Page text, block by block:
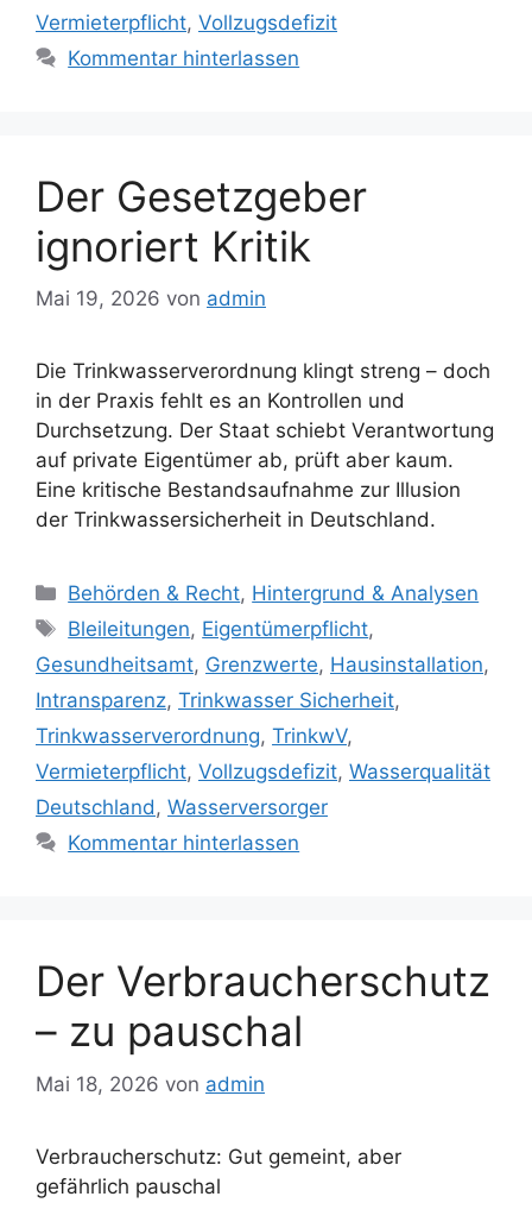
Vermieterpflicht, Vollzugsdefizit
Kommentar hinterlassen
Der Gesetzgeber
ignoriert Kritik
Mai 19, 2026 von admin
Die Trinkwasserverordnung klingt streng – doch
in der Praxis fehlt es an Kontrollen und
Durchsetzung. Der Staat schiebt Verantwortung
auf private Eigentümer ab, prüft aber kaum.
Eine kritische Bestandsaufnahme zur Illusion
der Trinkwassersicherheit in Deutschland.
Kategorien
Behörden & Recht, Hintergrund & Analysen
Schlagwörter
Bleileitungen, Eigentümerpflicht,
Gesundheitsamt, Grenzwerte, Hausinstallation,
Intransparenz, Trinkwasser Sicherheit,
Trinkwasserverordnung, TrinkwV,
Vermieterpflicht, Vollzugsdefizit, Wasserqualität
Deutschland, Wasserversorger
Kommentar hinterlassen
Der Verbraucherschutz
– zu pauschal
Mai 18, 2026 von admin
Verbraucherschutz: Gut gemeint, aber
gefährlich pauschal